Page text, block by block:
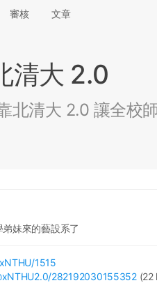
審核 文章
清大 2.0
北清大 2.0 讓全校
妹來的藝設系了
/1515
xNTHU2.0/282192030155352 (22